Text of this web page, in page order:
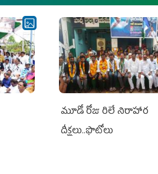
మూడో రోజు రిలే నిరాహార
దీక్షలు..ఫొటోలు